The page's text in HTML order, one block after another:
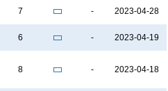
7 - 2023-04-28
6 - 2023-04-19
8 - 2023-04-18